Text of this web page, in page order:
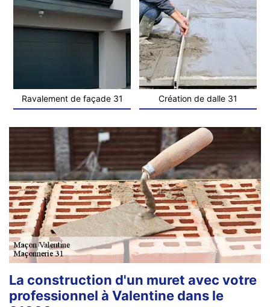
Ravalement de façade 31 Création de dalle 31
La construction d'un muret avec votre
professionnel à Valentine dans le